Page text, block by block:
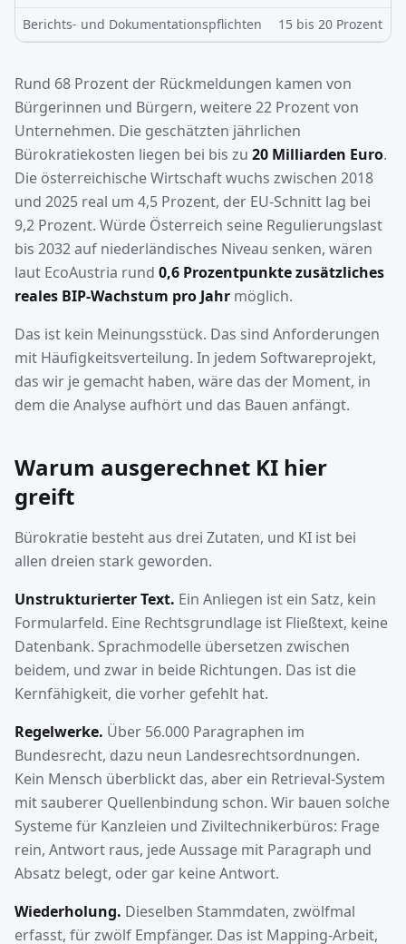
Berichts- und Dokumentationspflichten 15 bis 20 Prozent
Rund 68 Prozent der Rückmeldungen kamen von
Bürgerinnen und Bürgern, weitere 22 Prozent von
Unternehmen. Die geschätzten jährlichen
Bürokratiekosten liegen bei bis zu 20 Milliarden Euro.
Die österreichische Wirtschaft wuchs zwischen 2018
und 2025 real um 4,5 Prozent, der EU-Schnitt lag bei
9,2 Prozent. Würde Österreich seine Regulierungslast
bis 2032 auf niederländisches Niveau senken, wären
laut EcoAustria rund 0,6 Prozentpunkte zusätzliches
reales BIP-Wachstum pro Jahr möglich.
Das ist kein Meinungsstück. Das sind Anforderungen
mit Häufigkeitsverteilung. In jedem Softwareprojekt,
das wir je gemacht haben, wäre das der Moment, in
dem die Analyse aufhört und das Bauen anfängt.
Warum ausgerechnet KI hier
greift
Bürokratie besteht aus drei Zutaten, und KI ist bei
allen dreien stark geworden.
Unstrukturierter Text. Ein Anliegen ist ein Satz, kein
Formularfeld. Eine Rechtsgrundlage ist Fließtext, keine
Datenbank. Sprachmodelle übersetzen zwischen
beidem, und zwar in beide Richtungen. Das ist die
Kernfähigkeit, die vorher gefehlt hat.
Regelwerke. Über 56.000 Paragraphen im
Bundesrecht, dazu neun Landesrechtsordnungen.
Kein Mensch überblickt das, aber ein Retrieval-System
mit sauberer Quellenbindung schon. Wir bauen solche
Systeme für Kanzleien und Ziviltechnikerbüros: Frage
rein, Antwort raus, jede Aussage mit Paragraph und
Absatz belegt, oder gar keine Antwort.
Wiederholung. Dieselben Stammdaten, zwölfmal
erfasst, für zwölf Empfänger. Das ist Mapping-Arbeit,